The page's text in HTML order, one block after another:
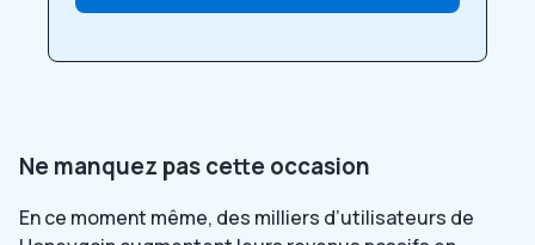
Ne manquez pas cette occasion
En ce moment même, des milliers d’utilisateurs de